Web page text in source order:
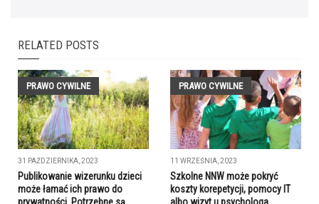
RELATED POSTS
PRAWO CYWILNE
31 PAŹDZIERNIKA, 2023
Publikowanie wizerunku dzieci
może łamać ich prawo do
prywatności. Potrzebne są
PRAWO CYWILNE
11 WRZEŚNIA, 2023
Szkolne NNW może pokryć
koszty korepetycji, pomocy IT
albo wizyt u psychologa.